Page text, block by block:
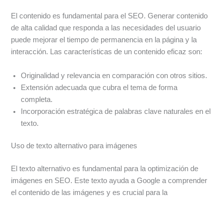
El contenido es fundamental para el SEO. Generar contenido
de alta calidad que responda a las necesidades del usuario
puede mejorar el tiempo de permanencia en la página y la
interacción. Las características de un contenido eficaz son:
Originalidad y relevancia en comparación con otros sitios.
Extensión adecuada que cubra el tema de forma
completa.
Incorporación estratégica de palabras clave naturales en el
texto.
Uso de texto alternativo para imágenes
El texto alternativo es fundamental para la optimización de
imágenes en SEO. Este texto ayuda a Google a comprender
el contenido de las imágenes y es crucial para la